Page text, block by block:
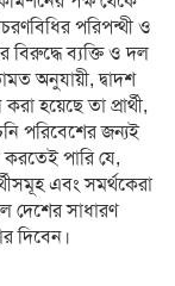
পরিপন্থী ও
বিরুদ্ধে ব্যক্তি ও দল
অনুযায়ী, দ্বাদশ
হয়েছে তা প্রার্থী,
পরিবেশের জন্যই
পারি যে,
এবং সমর্থকেরা
দেশের সাধারণ
দিবেন।